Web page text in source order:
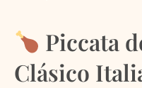
Piccata
Clásico